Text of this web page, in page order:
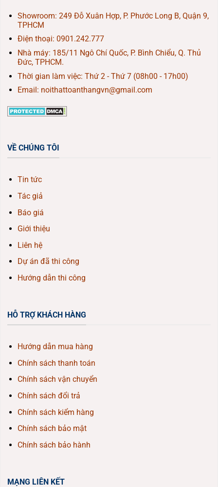
Showroom: 249 Đỗ Xuân Hợp, P. Phước Long B, Quận 9,
TPHCM
Điện thoại: 0901.242.777
Nhà máy: 185/11 Ngô Chí Quốc, P. Bình Chiểu, Q. Thủ
Đức, TPHCM.
Thời gian làm việc: Thứ 2 - Thứ 7 (08h00 - 17h00)
Email: noithattoanthangvn@gmail.com
VỀ CHÚNG TÔI
Tin tức
Tác giả
Báo giá
Giới thiệu
Liên hệ
Dự án đã thi công
Hướng dẫn thi công
HỖ TRỢ KHÁCH HÀNG
Hướng dẫn mua hàng
Chính sách thanh toán
Chính sách vận chuyển
Chính sách đổi trả
Chính sách kiểm hàng
Chính sách bảo mật
Chính sách bảo hành
MẠNG LIÊN KẾT